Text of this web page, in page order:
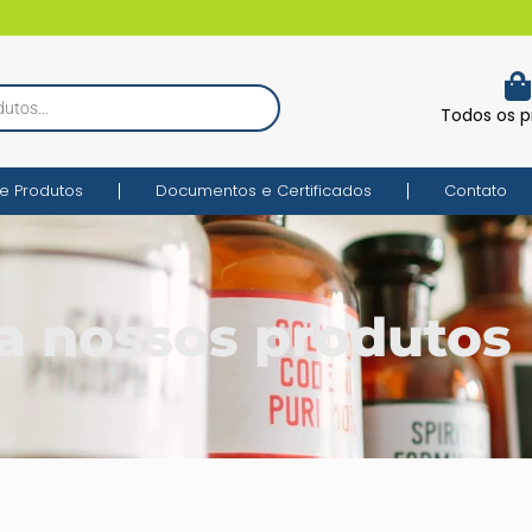
Todos os
Produtos Documentos e Certificados Contato
nossos produtos